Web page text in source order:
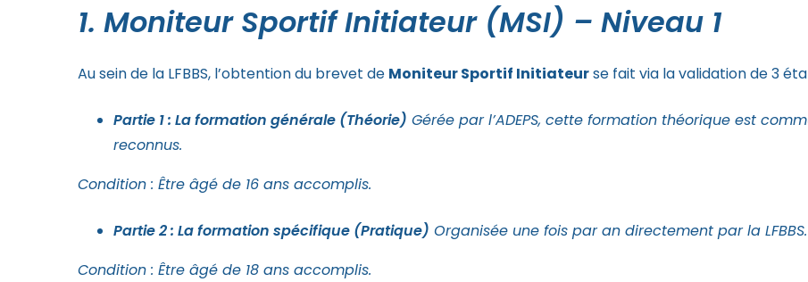
1. Moniteur Sportif Initiateur (MSI) – Niveau 1
Au sein de la LFBBS, l’obtention du brevet de Moniteur Sportif Initiateurse fait via la validation de 3
Partie 1 : La formation générale (Théorie) Gérée par l’ADEPS, cette formation théorique est
reconnus.
Condition : Être âgé de 16 ans accomplis.
Partie 2 : La formation spécifique (Pratique) Organisée une fois par an directement par la LFBBS.
Condition : Être âgé de 18 ans accomplis.